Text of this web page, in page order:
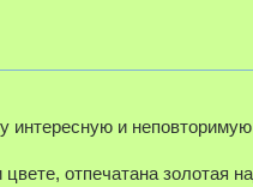
интересную и
отпечатана золотая